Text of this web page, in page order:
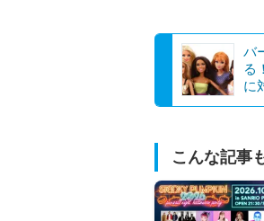
バ
る
に
こんな記事